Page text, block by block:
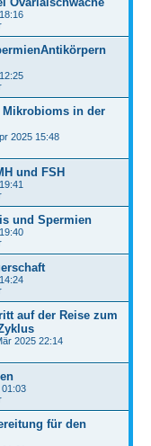
Mikrobioms in der
2025 15:48
und FSH
und Spermien
auf der Reise zum
2025 22:14
für den